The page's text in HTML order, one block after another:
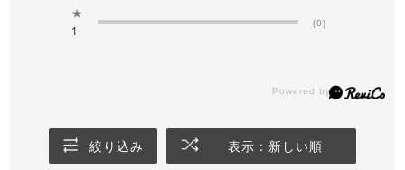
★
1
(0)
絞り込み 表示：新しい順